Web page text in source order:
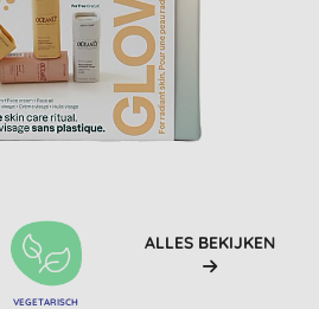
VEGETARISCH
ALLES BEKIJKEN